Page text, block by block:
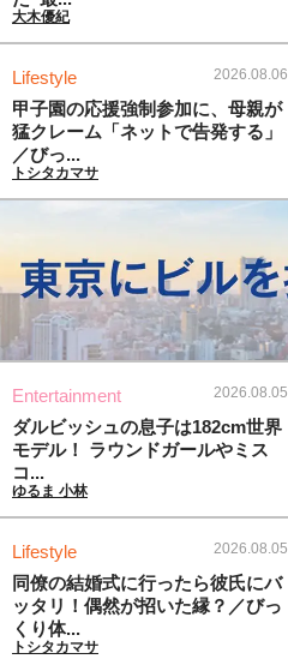
大木優紀
Lifestyle 2026.08.06
甲子園の応援強制参加に、母親が
猛クレーム「ネットで告発する」
／びっ...
トシタカマサ
Entertainment 2026.08.05
ダルビッシュの息子は182cm世界
モデル！ ラウンドガールやミス
コ...
ゆるま 小林
Lifestyle 2026.08.05
同僚の結婚式に行ったら彼氏にバ
ッタリ！偶然が招いた縁？／びっ
くり体...
トシタカマサ